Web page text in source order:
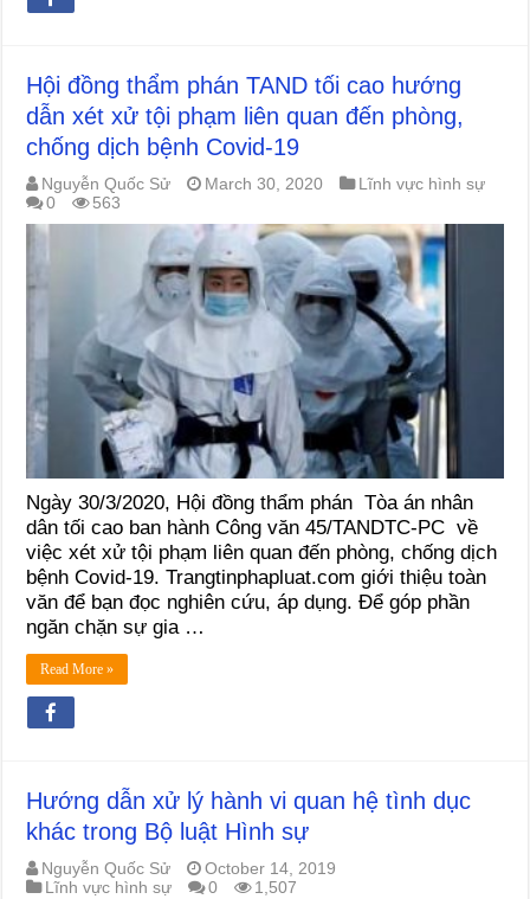
Hội đồng thẩm phán TAND tối cao hướng
dẫn xét xử tội phạm liên quan đến phòng,
chống dịch bệnh Covid-19
Nguyễn Quốc Sử March 30, 2020
Lĩnh vực hình sự
0
563
Ngày 30/3/2020, Hội đồng thẩm phán Tòa án nhân
dân tối cao ban hành Công văn 45/TANDTC-PC về
việc xét xử tội phạm liên quan đến phòng, chống dịch
bệnh Covid-19. Trangtinphapluat.com giới thiệu toàn
văn để bạn đọc nghiên cứu, áp dụng. Để góp phần
ngăn chặn sự gia …
Read More »
Hướng dẫn xử lý hành vi quan hệ tình dục
khác trong Bộ luật Hình sự
Nguyễn Quốc Sử
October 14, 2019
Lĩnh vực hình sự
0 1,507